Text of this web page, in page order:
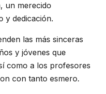
, un merecido
y dedicación.
las más sinceras
y jóvenes que
como a los profesores
con tanto esmero.